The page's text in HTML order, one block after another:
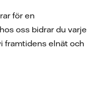
för en
oss bidrar du varje
framtidens elnät och